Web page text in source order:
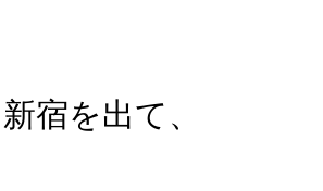
宿を出て、